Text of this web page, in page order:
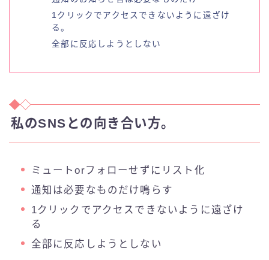
1クリックでアクセスできないように遠ざけ
る。
全部に反応しようとしない
私のSNSとの向き合い方。
ミュートorフォローせずにリスト化
通知は必要なものだけ鳴らす
1クリックでアクセスできないように遠ざけ
る
全部に反応しようとしない